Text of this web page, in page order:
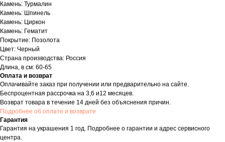
Камень: Турмалин
Камень: Шпинель
Камень: Циркон
Камень: Гематит
Покрытие: Позолота
Цвет: Черный
Страна производства: Россия
Длина, в см: 60-65
Оплата и возврат
Оплачивайте заказ при получении или предварительно на сайте.
Беспроцентная рассрочка на 3,6 и12 месяцев.
Возврат товара в течение 14 дней без объяснения причин.
Подробнее об оплате и возврате
Гарантия
Гарантия на украшения 1 год. Подробнее о гарантии и адрес сервисного
центра.